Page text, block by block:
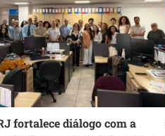
fortalece diálogo com a